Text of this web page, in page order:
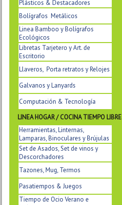
Plásticos & Destacadores
Bolígrafos Metálicos
Linea Bamboo y Bolígrafos
Ecológicos
Libretas Tarjetero y Art. de
Escritorio
Llaveros, Porta retratos y Relojes
Galvanos y Lanyards
Computación & Tecnología
LINEA HOGAR / COCINA TIEMPO LIBRE
Herramientas, Linternas,
Lamparas, Binoculares y Brújulas
Set de Asados, Set de vinos y
Descorchadores
Tazones, Mug, Termos
Pasatiempos & Juegos
Tiempo de Ocio Verano e